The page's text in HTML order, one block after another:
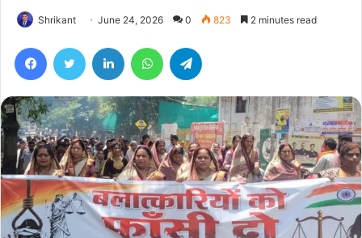
Shrikant June 24, 2026 0 823 2 minutes read